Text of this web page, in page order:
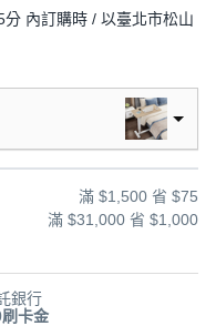
分 內訂購時 / 以臺北市松山
滿 $1,500 省 $75
滿 $31,000 省 $1,000
銀行
卡金